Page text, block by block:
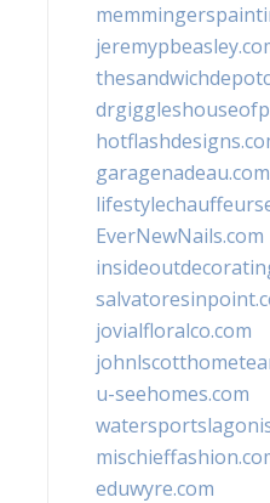
garagenadeau.com
EverNewNails.com
jovialfloralco.com
u-seehomes.com
eduwyre.com